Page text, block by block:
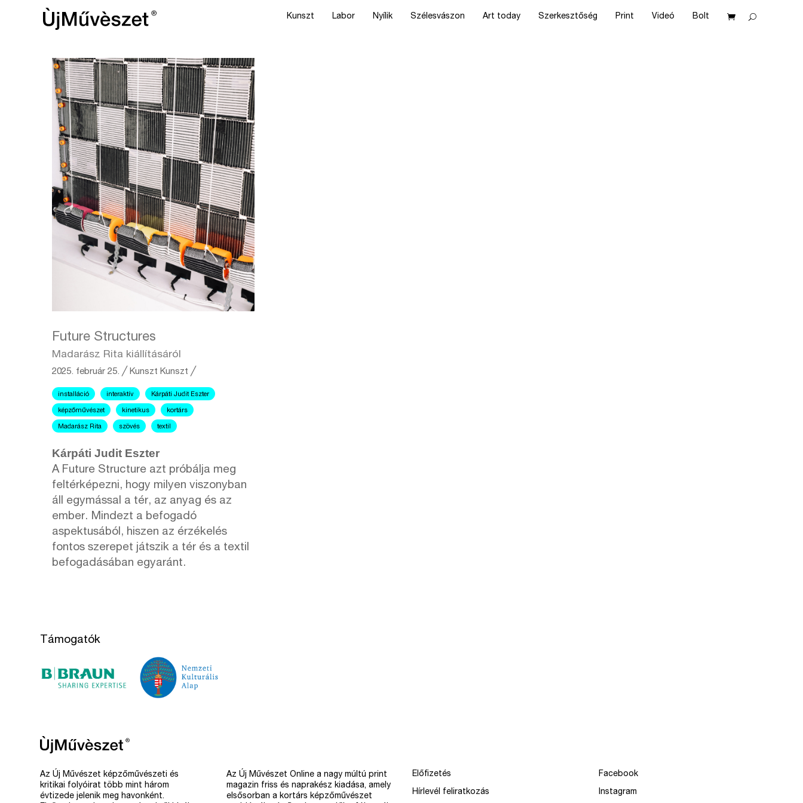
Kunszt Labor Nyílik Szélesvászon Art today Szerkesztőség Print Videó Bolt
Future Structures
Madarász Rita kiállításáról
2025. február 25. ╱ Kunszt Kunszt ╱
installáció interaktív Kárpáti Judit Eszter
képzőművészet kinetikus kortárs
Madarász Rita szövés textil
Kárpáti Judit Eszter
A Future Structure azt próbálja meg
feltérképezni, hogy milyen viszonyban
áll egymással a tér, az anyag és az
ember. Mindezt a befogadó
aspektusából, hiszen az érzékelés
fontos szerepet játszik a tér és a textil
befogadásában egyaránt.
Támogatók
Az Új Művészet képzőművészeti és
kritikai folyóirat több mint három
évtizede jelenik meg havonként.
Az Új Művészet Online a nagy múltú print
magazin friss és naprakész kiadása, amely
elsősorban a kortárs képzőművészet
Előfizetés
Hírlevél feliratkozás
Facebook
Instagram